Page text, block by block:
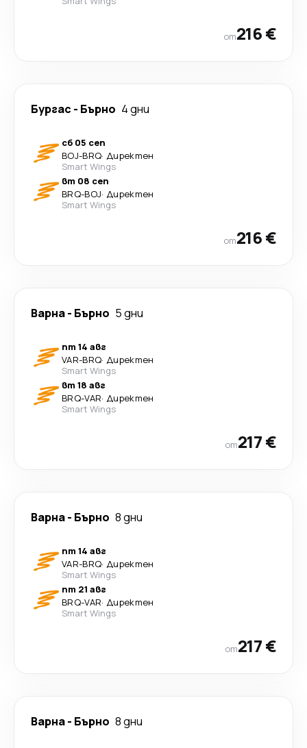
от216 €
Бургас - Бърно 4 дни
сб 05 сеп
BOJ-BRQ· Директен
Smart Wings
вт 08 сеп
BRQ-BOJ· Директен
Smart Wings
от216 €
Варна- Бърно 5 дни
пт 14 авг
VAR-BRQ· Директен
Smart Wings
вт 18 авг
BRQ-VAR· Директен
Smart Wings
от217 €
Варна- Бърно 8 дни
пт 14 авг
VAR-BRQ· Директен
Smart Wings
пт 21 авг
BRQ-VAR· Директен
Smart Wings
от217 €
Варна- Бърно 8 дни